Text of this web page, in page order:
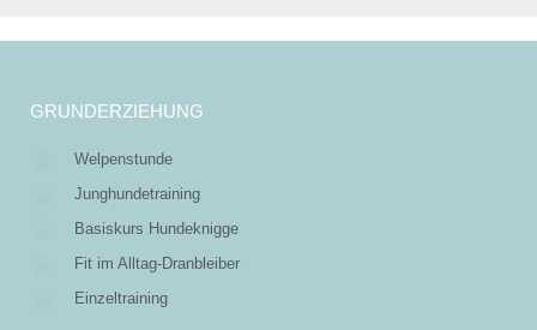
GRUNDERZIEHUNG
Welpenstunde
Junghundetraining
Basiskurs Hundeknigge
Fit im Alltag-Dranbleiber
Einzeltraining